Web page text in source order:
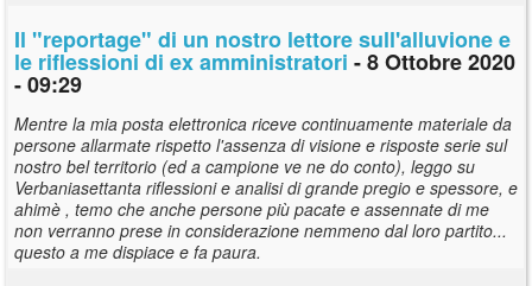
Il "reportage" di un nostro lettore sull'alluvione e
le riflessioni di ex amministratori - 8 Ottobre 2020
- 09:29
Mentre la mia posta elettronica riceve continuamente materiale da
persone allarmate rispetto l'assenza di visione e risposte serie sul
nostro bel territorio (ed a campione ve ne do conto), leggo su
Verbaniasettanta riflessioni e analisi di grande pregio e spessore, e
ahimè , temo che anche persone più pacate e assennate di me
non verranno prese in considerazione nemmeno dal loro partito...
questo a me dispiace e fa paura.